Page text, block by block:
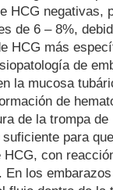
HCG negativas,
de 6 – 8%,
HCG más
de
la mucosa
de
de la trompa
para
con
En los